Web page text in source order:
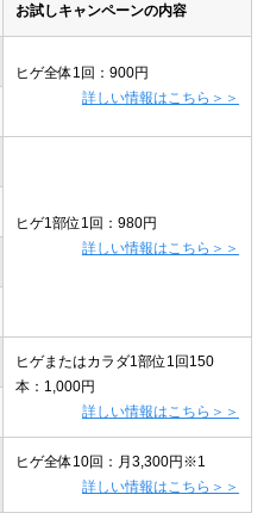
お試しキャンペーンの内容
ヒゲ全体1回：900円
詳しい情報はこちら＞＞
ヒゲ1部位1回：980円
詳しい情報はこちら＞＞
ヒゲまたはカラダ1部位1回150
本：1,000円
詳しい情報はこちら＞＞
ヒゲ全体10回：月3,300円※1
詳しい情報はこちら＞＞